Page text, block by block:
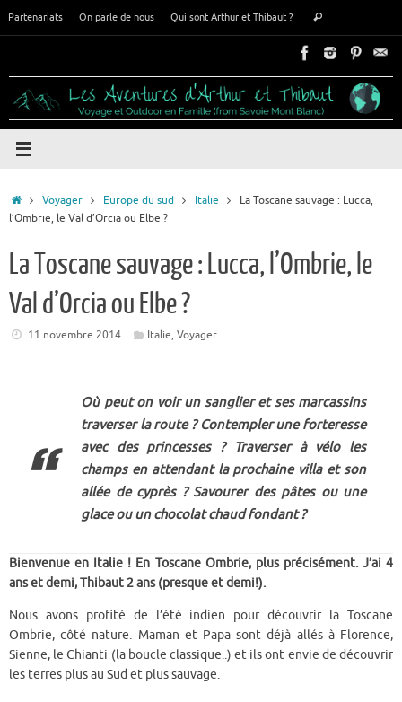
Partenariats On parle de nous Qui sont Arthur et Thibaut ?
:
Rechercher
Accueil
Voyager Europe du sud Italie
La Toscane sauvage : Lucca,
l’Ombrie, le Val d’Orcia ou Elbe ?
La Toscane sauvage : Lucca, l’Ombrie, le
Val d’Orcia ou Elbe ?
11 novembre 2014 Italie,Voyager
Où peut on voir un sanglier et ses marcassins
traverser la route ? Contempler une forteresse
avec des princesses ? Traverser à vélo les
champs en attendant la prochaine villa et son
allée de cyprès ? Savourer des pâtes ou une
glace ou un chocolat chaud fondant ?
Bienvenue en Italie ! En Toscane Ombrie, plus précisément. J’ai 4
ans et demi, Thibaut 2 ans (presque et demi!).
Nous avons profité de l’été indien pour découvrir la Toscane
Ombrie, côté nature. Maman et Papa sont déjà allés à Florence,
Sienne, le Chianti (la boucle classique..) et ils ont envie de découvrir
les terres plus au Sud et plus sauvage.